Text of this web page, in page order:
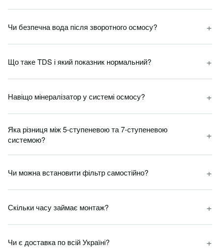
Чи безпечна вода після зворотного осмосу? +
Що таке TDS і який показник нормальний? +
Навіщо мінералізатор у системі осмосу? +
Яка різниця між 5-ступеневою та 7-ступеневою
системою?
+
Чи можна встановити фільтр самостійно? +
Скільки часу займає монтаж? +
Чи є доставка по всій Україні? +